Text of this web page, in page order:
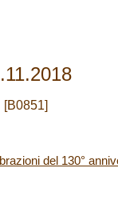
[B0851]
del 130°